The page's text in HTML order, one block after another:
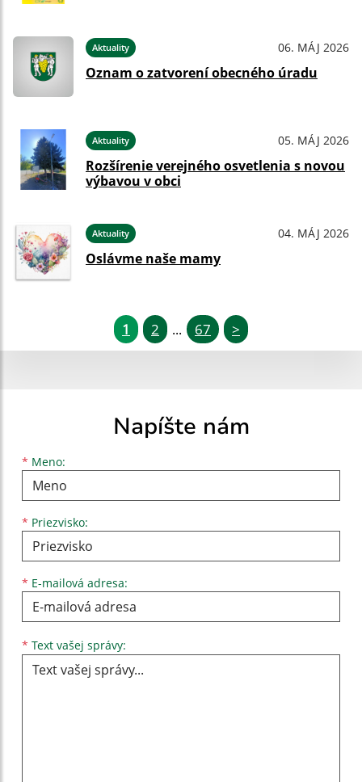
Aktuality 06. MÁJ 2026
Oznam o zatvorení obecného úradu
Aktuality 05. MÁJ 2026
Rozšírenie verejného osvetlenia s novou
výbavou v obci
Aktuality 04. MÁJ 2026
Oslávme naše mamy
1 2 ... 67 >
Napíšte nám
* Meno:
Meno
* Priezvisko:
Priezvisko
* E-mailová adresa:
E-mailová adresa
* Text vašej správy: